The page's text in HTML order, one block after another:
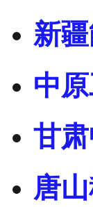
新
中
甘
唐